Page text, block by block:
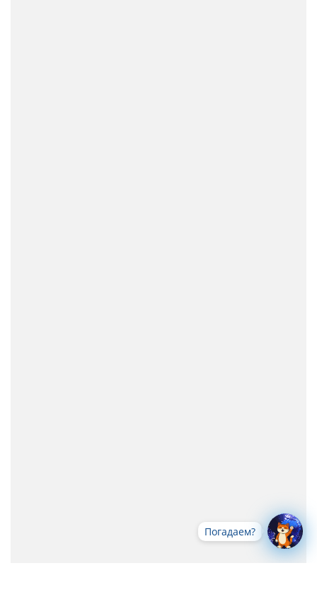
Погадаем?